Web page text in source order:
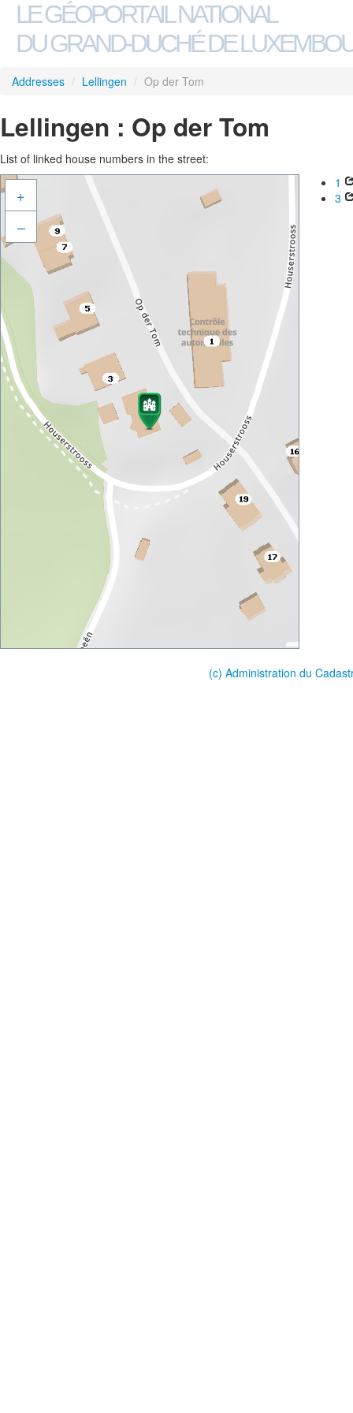
LE GÉOPORTAIL NATIONAL
DU GRAND-DUCHÉ DE
Addresses / Lellingen / Op der Tom
Lellingen : Op der Tom
List of linked house numbers in the street:
+
–
1
3
(c) Administration du